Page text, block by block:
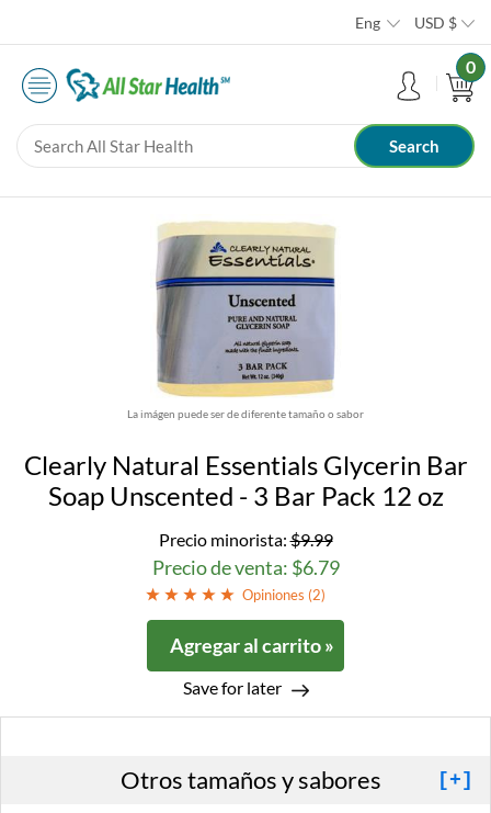
Eng USD $
0
La imágen puede ser de diferente tamaño o sabor
Clearly Natural Essentials Glycerin Bar
Soap Unscented - 3 Bar Pack 12 oz
Precio minorista:$9.99
Precio de venta: $6.79
Opiniones (2)
Agregar al carrito »
Save for later
Otros tamaños y sabores [+]